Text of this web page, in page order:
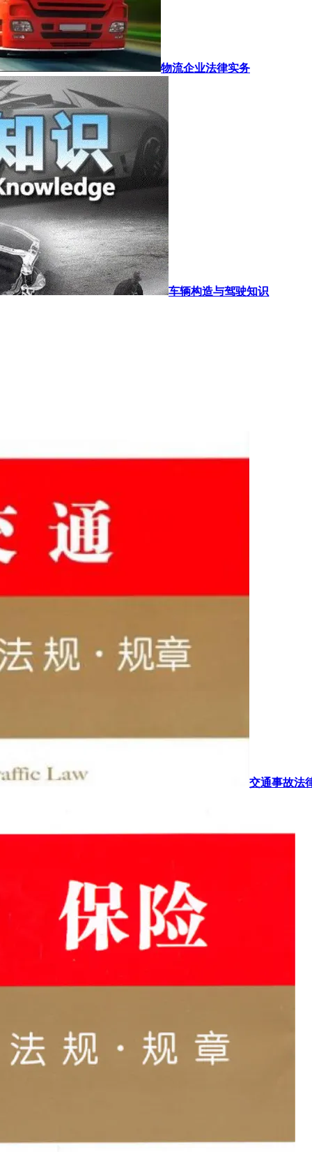
物流企业法律实务
车辆构造与驾驶知识
交通事故法